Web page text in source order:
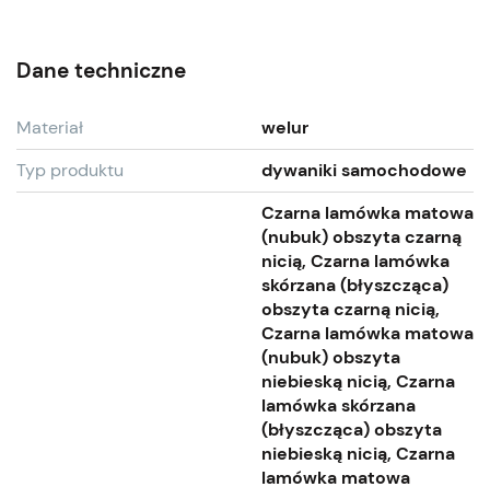
Dane techniczne
Materiał
welur
Typ produktu
dywaniki samochodowe
Czarna lamówka matowa
(nubuk) obszyta czarną
nicią, Czarna lamówka
skórzana (błyszcząca)
obszyta czarną nicią,
Czarna lamówka matowa
(nubuk) obszyta
niebieską nicią, Czarna
lamówka skórzana
(błyszcząca) obszyta
niebieską nicią, Czarna
lamówka matowa